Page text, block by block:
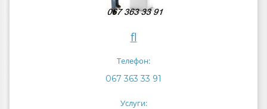
fl
Телефон:
067 363 33 91
Услуги: